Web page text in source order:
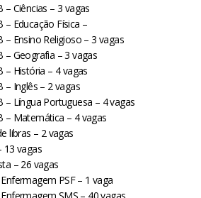
– Ciências – 3 vagas
– Educação Física –
– Ensino Religioso – 3 vagas
– Geografia – 3 vagas
– História – 4 vagas
– Inglês – 2 vagas
– Língua Portuguesa – 4 vagas
– Matemática – 4 vagas
libras – 2 vagas
13 vagas
– 26 vagas
PSF – 1 vaga